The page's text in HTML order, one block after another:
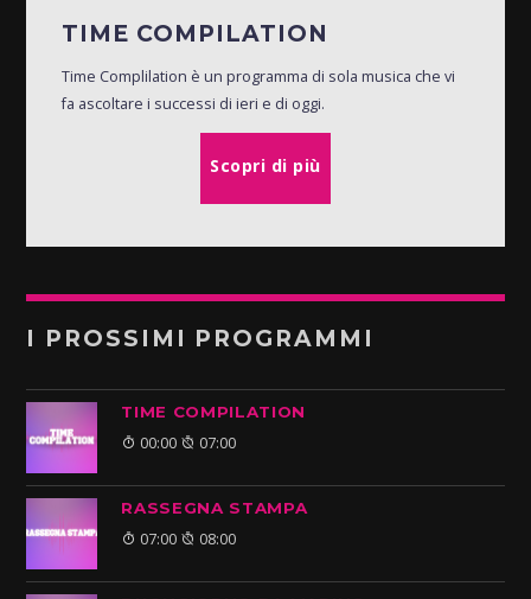
TIME COMPILATION
Time Complilation è un programma di sola musica che vi
fa ascoltare i successi di ieri e di oggi.
Scopri di più
I PROSSIMI PROGRAMMI
TIME COMPILATION
00:00 07:00
RASSEGNA STAMPA
07:00 08:00